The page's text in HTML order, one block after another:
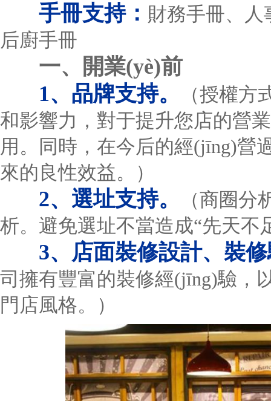
手冊支持： 財務手冊、
后廚手冊
一、開業(yè)前
1、品牌支持。
（授權方
和影響力，對于提升您店的營
用。同時，在今后的經(jīng)營
來的良性效益。）
2、選址支持。
（商圈
析。避免選址不當造成“先天不
3、店面裝修設計、裝
司擁有豐富的裝修經(jīng)驗，
門店風格。）